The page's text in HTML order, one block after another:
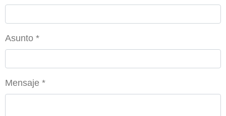
Asunto *
Mensaje *